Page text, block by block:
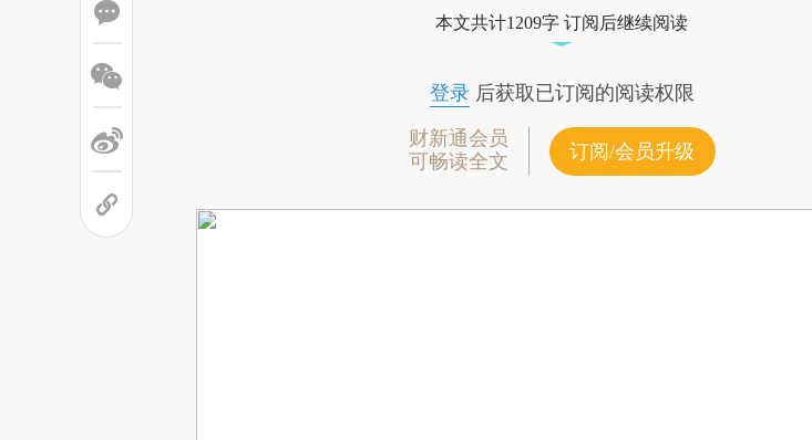
本文共计1209字 订阅后继续阅读
登录后获取已订阅的阅读权限
财新通会员
可畅读全文
订阅/会员升级